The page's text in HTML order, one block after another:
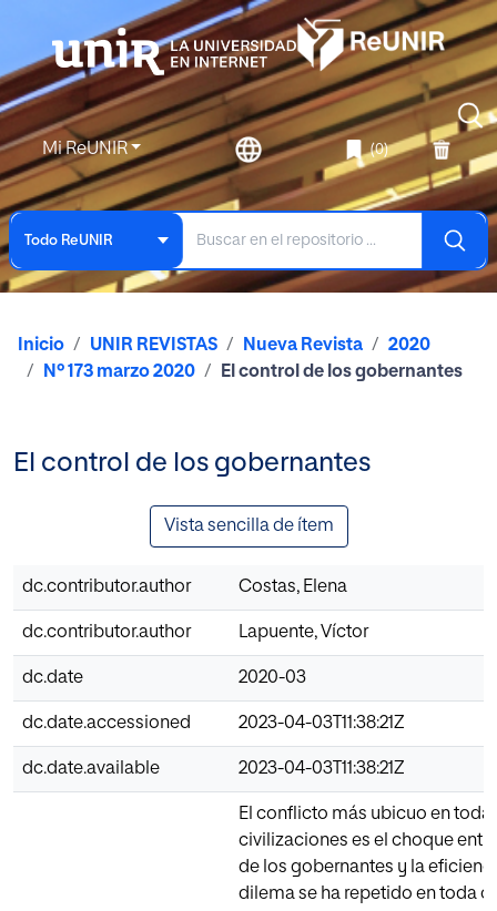
Mi ReUNIR (0)
Todo ReUNIR
Inicio UNIR REVISTAS Nueva Revista
2020
Nº 173 marzo 2020
El control de los gobernantes
El control de los gobernantes
Vista sencilla de ítem
dc.contributor.author Costas, Elena
dc.contributor.author Lapuente, Víctor
dc.date 2020-03
dc.date.accessioned 2023-04-03T11:38:21Z
dc.date.available 2023-04-03T11:38:21Z
El conflicto más ubicuo en
civilizaciones es el choque
de los gobernantes y la
dilema se ha repetido en toda